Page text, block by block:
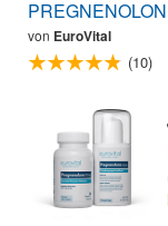
von EuroVital
(10)